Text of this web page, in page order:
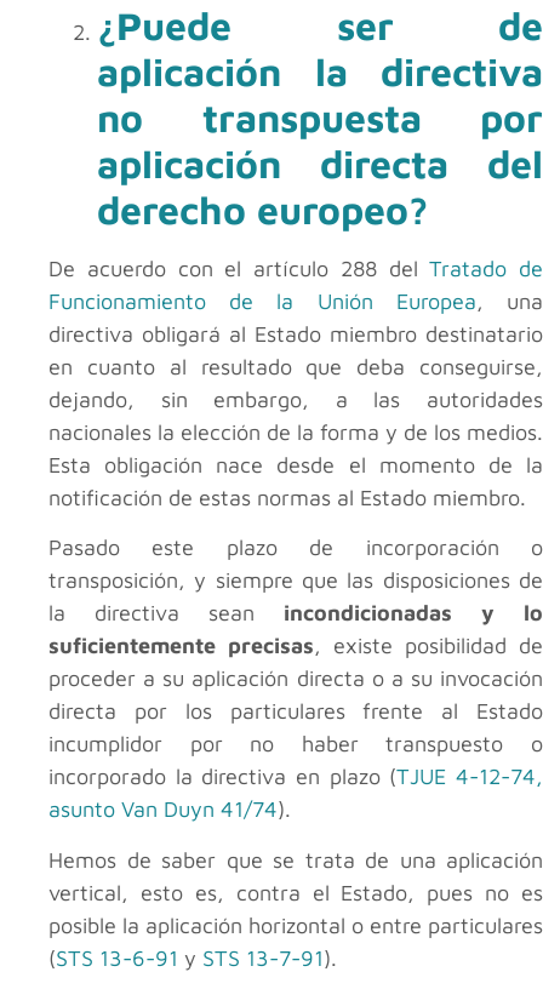
¿Puede ser de
aplicación la directiva
no transpuesta por
aplicación directa del
derecho europeo?
De acuerdo con el artículo 288 delTratado de
Funcionamiento de la Unión Europea, una
directiva obligará al Estado miembro destinatario
en cuanto al resultado que deba conseguirse,
dejando, sin embargo, a las autoridades
nacionales la elección de la forma y de los medios.
Esta obligación nace desde el momento de la
notificación de estas normas al Estado miembro.
Pasado este plazo de incorporación o
transposición, y siempre que las disposiciones de
la directiva sean incondicionadas y lo
suficientemente precisas, existe posibilidad de
proceder a su aplicación directa o a su invocación
directa por los particulares frente al Estado
incumplidor por no haber transpuesto o
incorporado la directiva en plazo (TJUE 4-12-74,
asunto Van Duyn 41/74).
Hemos de saber que se trata de una aplicación
vertical, esto es, contra el Estado, pues no es
posible la aplicación horizontal o entre particulares
(STS 13-6-91 y STS 13-7-91).